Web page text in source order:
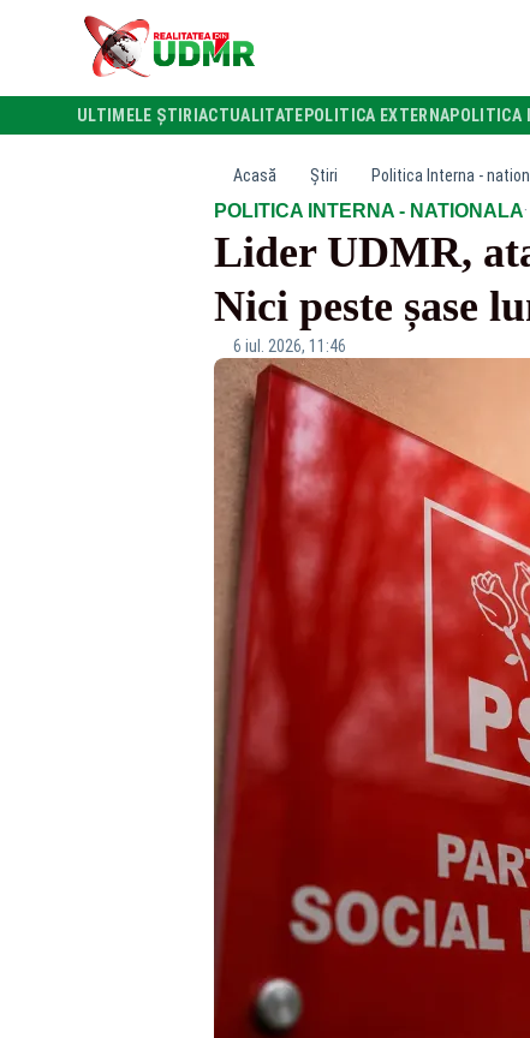
ULTIMELE ȘTIRI ACTUALITATE POLITICA EXTERNAPOLITICA
Acasă Știri Politica Interna -
POLITICA INTERNA - NATIONALA·
Lider UDMR,
Nici peste șase
6 iul. 2026, 11:46